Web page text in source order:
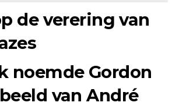
de verering van
noemde Gordon
van André